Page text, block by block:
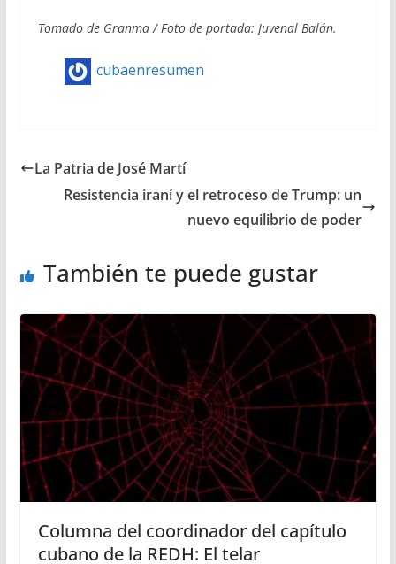
Tomado de Granma / Foto de portada: Juvenal Balán.
cubaenresumen
La Patria de José Martí
Resistencia iraní y el retroceso de Trump: un
nuevo equilibrio de poder
También te puede gustar
Columna del coordinador del capítulo
cubano de la REDH: El telar